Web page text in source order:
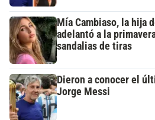
Mía Cambiaso, la hija
adelantó a la
sandalias de tiras
Dieron a conocer el
Jorge Messi